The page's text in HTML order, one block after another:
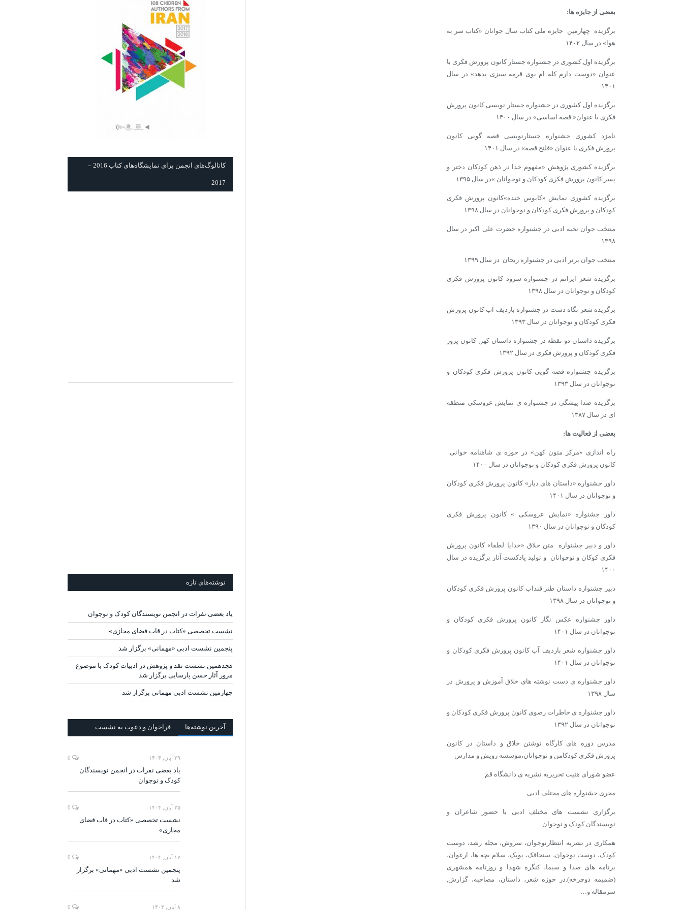
بعضی از جایزه ها:
برگزیده چهارمین جایزه ملی کتاب سال جوانان «کتاب سر به
هوا» در سال ۱۴۰۲
برگزیده اول کشوری در جشنواره جستار کانون پرورش فکری با
عنوان «دوست دارم کله ام بوی قرمه سبزی بدهد» در سال
۱۴۰۱
برگزیده اول کشوری در جشنواره جستار نویسی کانون پرورش
فکری با عنوان« قصه اساسی» در سال ۱۴۰۰
نامزد کشوری جشنواره جستارنویسی قصه گویی کانون
پرورش فکری با عنوان «قلنج قصه» در سال ۱۴۰۱
برگزیده کشوری پژوهش «مفهوم خدا در ذهن کودکان دختر و
پسر کانون پرورش فکری کودکان و نوجوانان »در سال ۱۳۹۵
برگزیده کشوری نمایش «کابوس خنده»کانون پرورش فکری
کودکان و پرورش فکری کودکان و نوجوانان در سال ۱۳۹۸
منتخب جوان نخبه ادبی در جشنواره حضرت علی اکبر در سال
۱۳۹۸
منتخب جوان برتر ادبی در جشنواره ریحان در سال ۱۳۹۹
برگزیده شعر ایرانم در جشنواره سرود کانون پرورش فکری
کودکان و نوجوانان در سال ۱۳۹۸
برگزیده شعر نگاه دست در جشنواره باردیف آب کانون پرورش
فکری کودکان و نوجوانان در سال ۱۳۹۳
برگزیده داستان دو نقطه در جشنواره داستان کهن کانون پرور
فکری کودکان و پرورش فکری در سال ۱۳۹۲
برگزیده جشنواره قصه گویی کانون پرورش فکری کودکان و
نوجوانان در سال ۱۳۹۳
برگزیده صدا پیشگی در جشنواره ی نمایش عروسکی منطقه
ای در سال ۱۳۸۷
بعضی از فعالیت ها:
راه اندازی «مرکز متون کهن» در حوزه ی شاهنامه خوانی
کانون پرورش فکری کودکان و نوجوانان در سال ۱۴۰۰
داور جشنواره «داستان های دیار» کانون پرورش فکری کودکان
و نوجوانان در سال ۱۴۰۱
داور جشنواره «نمایش عروسکی » کانون پرورش فکری
کودکان و نوجوانان در سال ۱۳۹۰
داور و دبیر جشنواره متن خلاق «خدایا لطفا» کانون پرورش
فکری کوکان و نوچوانان و تولید پادکست آثار برگزیده در سال
۱۴۰۰
دبیر جشنواره داستان طنز قنداب کانون پرورش فکری کودکان
و نوجوانان در سال ۱۳۹۸
داور جشنواره عکس نگار کانون پرورش فکری کودکان و
نوجوانان در سال ۱۴۰۱
داور جشنواره شعر باردیف آب کانون پرورش فکری کودکان و
نوجوانان در سال ۱۴۰۱
داور جشنواره ی دست نوشته های خلاق آموزش و پرورش در
سال ۱۳۹۸
داور جشنواره ی خاطرات رضوی کانون پرورش فکری کودکان و
نوجوانان در سال ۱۳۹۲
مدرس دوره های کارگاه نوشتن خلاق و داستان در کانون
پرورش فکری کودکامن و نوجوانان،موسسه رویش و مدارس
عضو شورای هئیت تحریریه نشریه ی دانشگاه قم
مجری جشنواره های مختلف ادبی
برگزاری نشست های مختلف ادبی با حضور شاعران و
نویسندگان کودک و نوجوان
همکاری در نشریه انتظارنوجوان، سروش، مجله رشد، دوست
کودک، دوست نوجوان، سنجاقک، پوپک، سلام بچه ها، ارغوان،
برنامه های صدا و سیما، کنگره شهدا و روزنامه همشهری
(ضمیمه دوچرخه).در حوزه شعر، داستان، مصاحبه، گزارش,
سرمقاله و…
كاتالوگ‌های انجمن برای نمايشگاه‌های كتاب 2016 –
2017
نوشته‌های تازه
یاد بعضی نفرات در انجمن نویسندگان کودک و نوجوان
نشست تخصصی «کتاب در قاب فضای مجازی»
پنجمین نشست ادبی «مهمانی» برگزار شد
هجدهمین نشست نقد و پژوهش در ادبیات کودک با موضوع
مرور آثار حسن پارسایی برگزار شد
چهارمین نشست ادبی مهمانی برگزار شد
آخرين‌ نوشته‌ها فراخوان و دعوت به نشست
۲۹ آبان, ۱۴۰۴
یاد بعضی نفرات در انجمن نویسندگان
کودک و نوجوان
۲۵ آبان, ۱۴۰۴
نشست تخصصی «کتاب در قاب فضای
مجازی»
۱۷ آبان, ۱۴۰۴
پنجمین نشست ادبی «مهمانی» برگزار
شد
۸ آبان, ۱۴۰۴